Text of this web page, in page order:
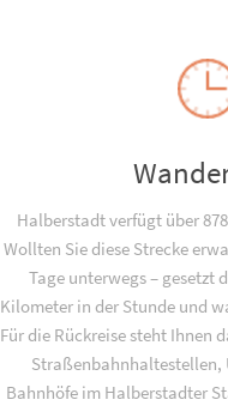
Halberstadt verfügt über
Wollten Sie diese Strecke
Tage unterwegs – gesetzt
Kilometer in der Stunde und
Für die Rückreise steht Ihnen
Straßenbahnhaltestellen,
Bahnhöfe im Halberstadter